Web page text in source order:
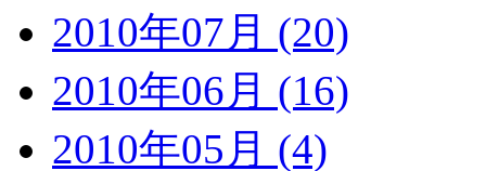
2010年07月 (20)
2010年06月 (16)
2010年05月 (4)